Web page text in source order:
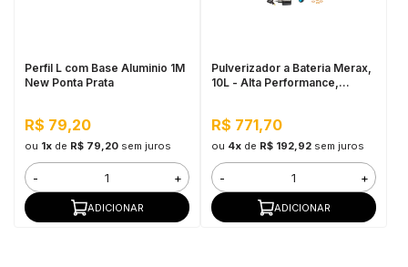
Perfil L com Base Aluminio 1M
New Ponta Prata
R$ 79,20
ou 1xde R$ 79,20 sem juros
- +
ADICIONAR
Pulverizador a Bateria Merax,
10L - Alta Performance,
R$ 771,70
ou 4xde R$ 192,92 sem juros
- +
ADICIONAR